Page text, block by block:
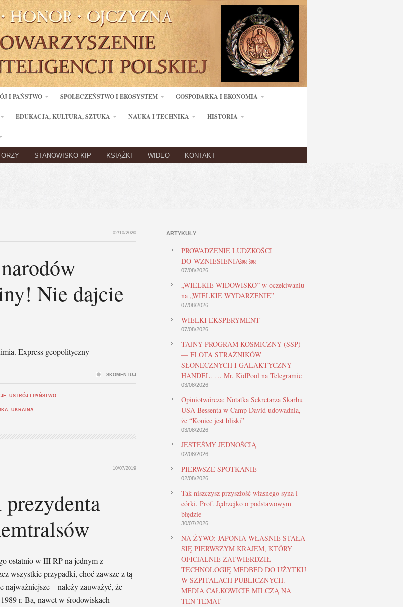
I PAŃSTWO SPOŁECZEŃSTWO I EKOSYSTEM GOSPODARKA I EKONOMIA
EDUKACJA, KULTURA, SZTUKA NAUKA I TECHNIKA HISTORIA
STANOWISKO KIP KSIĄŻKI WIDEO KONTAKT
02/10/2020
Nie dajcie
Express geopolityczny
, USTRÓJ I PAŃSTWO
, UKRAINA
SKOMENTUJ
10/07/2019
ostatnio w III RP na jednym z
wszystkie przypadki, choć zawsze z tą
najważniejsze – należy zauważyć, że
r. Ba, nawet w środowiskach
ARTYKUŁY
PROWADZENIE LUDZKOŚCI
DO WZNIESIENIA￼ ￼
07/08/2026
„WIELKIE WIDOWISKO” w oczekiwaniu
na „WIELKIE WYDARZENIE”
07/08/2026
WIELKI EKSPERYMENT
07/08/2026
TAJNY PROGRAM KOSMICZNY (SSP)
— FLOTA STRAŻNIKÓW
SŁONECZNYCH I GALAKTYCZNY
HANDEL. … Mr. KidPool na Telegramie
03/08/2026
Opiniotwórcza: Notatka Sekretarza Skarbu
USA Bessenta w Camp David udowadnia,
że “Koniec jest bliski”
03/08/2026
JESTEŚMY JEDNOŚCIĄ
02/08/2026
PIERWSZE SPOTKANIE
02/08/2026
Tak niszczysz przyszłość własnego syna i
córki. Prof. Jędrzejko o podstawowym
błędzie
30/07/2026
NA ŻYWO: JAPONIA WŁAŚNIE STAŁA
SIĘ PIERWSZYM KRAJEM, KTÓRY
OFICJALNIE ZATWIERDZIŁ
TECHNOLOGIĘ MEDBED DO UŻYTKU
W SZPITALACH PUBLICZNYCH.
MEDIA CAŁKOWICIE MILCZĄ NA
TEN TEMAT